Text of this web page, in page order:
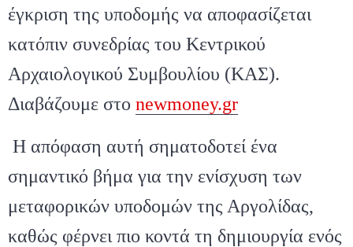
έγκριση της υποδομής να αποφασίζεται
κατόπιν συνεδρίας του Κεντρικού
Αρχαιολογικού Συμβουλίου (ΚΑΣ).
Διαβάζουμε στο newmoney.gr
Η απόφαση αυτή σηματοδοτεί ένα
σημαντικό βήμα για την ενίσχυση των
μεταφορικών υποδομών της Αργολίδας,
καθώς φέρνει πιο κοντά τη δημιουργία ενός